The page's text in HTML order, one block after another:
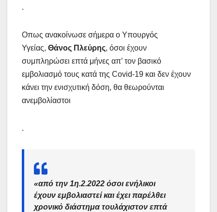
.
Οπως ανακοίνωσε σήμερα ο Υπουργός
Υγείας, Θάνος Πλεύρης, όσοι έχουν
συμπληρώσει επτά μήνες απ’ τον βασικό
εμβολιασμό τους κατά της Covid-19 και δεν έχουν
κάνει την ενισχυτική δόση, θα θεωρούνται
ανεμβολίαστοι
.
«από την 1η.2.2022 όσοι ενήλικοι
έχουν εμβολιαστεί και έχει παρέλθει
χρονικό διάστημα τουλάχιστον επτά